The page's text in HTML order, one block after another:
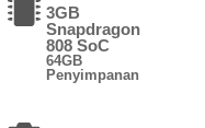
3GB
Snapdragon
808 SoC
64GB
Penyimpanan